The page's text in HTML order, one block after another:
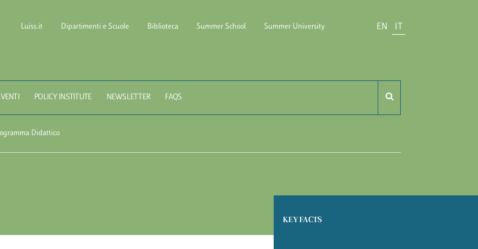
LUISS Guido Carli
Luiss.it Dipartimenti e Scuole Biblioteca Summer School Summer University EN
POLICY INSTITUTE NEWSLETTER FAQS
Didattico
KEY FACTS